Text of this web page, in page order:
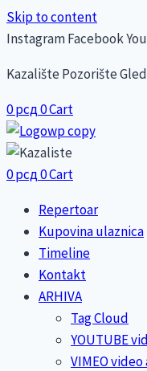
Skip to content
InstagramFacebook
Kazalište Pozorište
0рсд0Cart
0рсд0Cart
Repertoar
Kupovina ulaznica
Timeline
Kontakt
ARHIVA
Tag Cloud
YOUTUBE
VIMEO video